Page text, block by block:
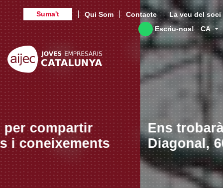
Suma't Qui Som Contacte
La veu del soci
Escriu-nos!
CA
Ens trobaràs a Avinguda
Diagonal, 601 Planta 8